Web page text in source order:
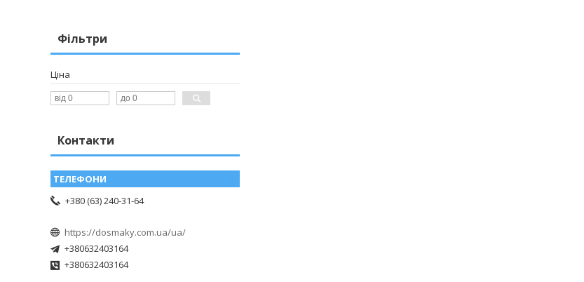
Фільтри
Ціна
Контакти
+380 (63) 240-31-64
https://dosmaky.com.ua/ua/
+380632403164
+380632403164